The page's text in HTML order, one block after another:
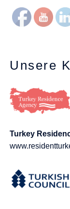
Unsere
Turkey